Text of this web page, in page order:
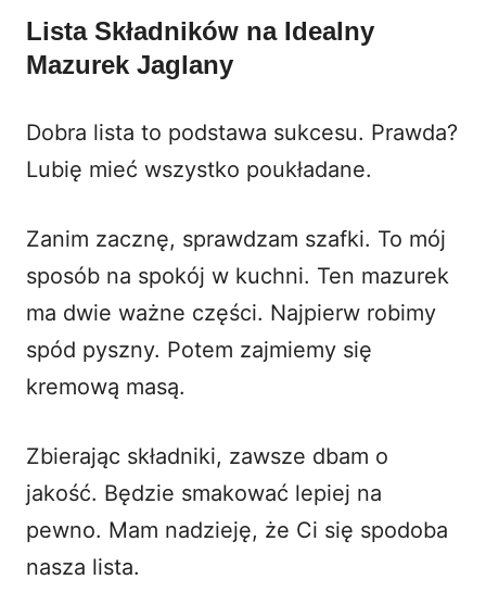
Lista Składników na Idealny
Mazurek Jaglany
Dobra lista to podstawa sukcesu. Prawda?
Lubię mieć wszystko poukładane.
Zanim zacznę, sprawdzam szafki. To mój
sposób na spokój w kuchni. Ten mazurek
ma dwie ważne części. Najpierw robimy
spód pyszny. Potem zajmiemy się
kremową masą.
Zbierając składniki, zawsze dbam o
jakość. Będzie smakować lepiej na
pewno. Mam nadzieję, że Ci się spodoba
nasza lista.